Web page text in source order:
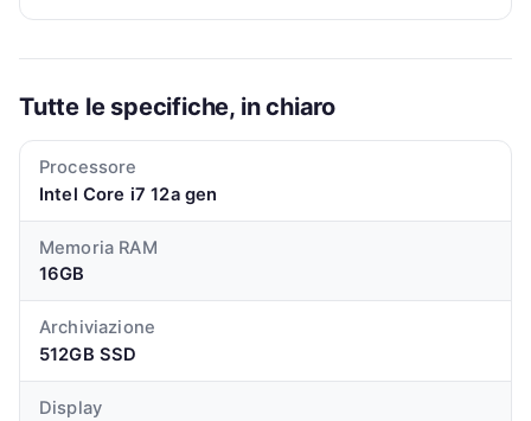
Tutte le specifiche, in chiaro
Processore
Intel Core i7 12a gen
Memoria RAM
16GB
Archiviazione
512GB SSD
Display